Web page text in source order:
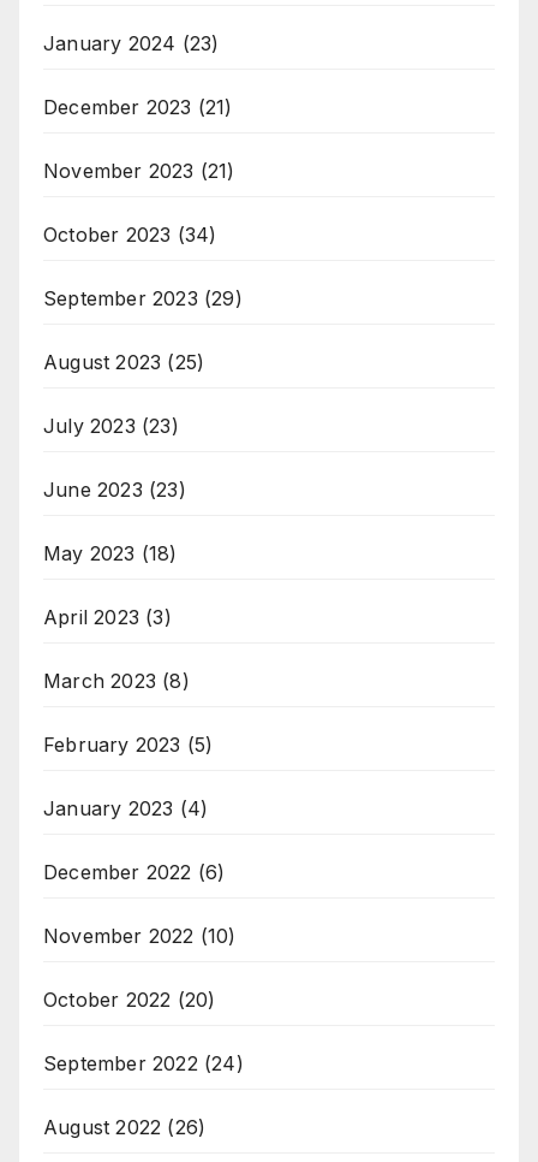
January 2024 (23)
December 2023 (21)
November 2023 (21)
October 2023 (34)
September 2023 (29)
August 2023 (25)
July 2023 (23)
June 2023 (23)
May 2023 (18)
April 2023 (3)
March 2023 (8)
February 2023 (5)
January 2023 (4)
December 2022 (6)
November 2022 (10)
October 2022 (20)
September 2022(24)
August 2022 (26)